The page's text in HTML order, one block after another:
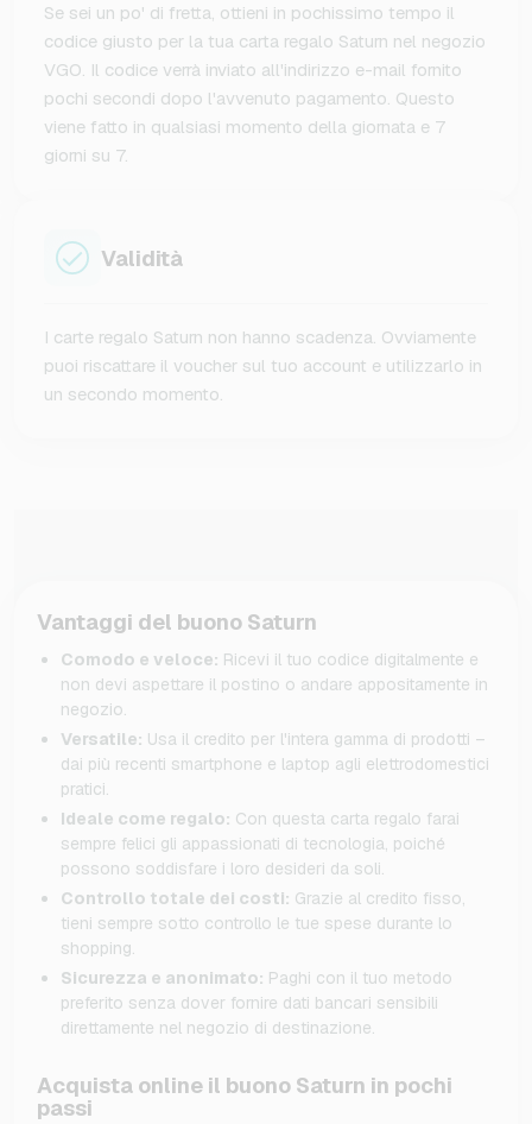
Se sei un po' di fretta, ottieni in pochissimo tempo il
codice giusto per la tua carta regalo Saturn nel negozio
VGO. Il codice verrà inviato all'indirizzo e-mail fornito
pochi secondi dopo l'avvenuto pagamento. Questo
viene fatto in qualsiasi momento della giornata e 7
giorni su 7.
Validità
I carte regalo Saturn non hanno scadenza. Ovviamente
puoi riscattare il voucher sul tuo account e utilizzarlo in
un secondo momento.
Vantaggi del buono Saturn
Comodo e veloce: Ricevi il tuo codice digitalmente e
non devi aspettare il postino o andare appositamente in
negozio.
Versatile: Usa il credito per l'intera gamma di prodotti –
dai più recenti smartphone e laptop agli elettrodomestici
pratici.
Ideale come regalo: Con questa carta regalo farai
sempre felici gli appassionati di tecnologia, poiché
possono soddisfare i loro desideri da soli.
Controllo totale dei costi: Grazie al credito fisso,
tieni sempre sotto controllo le tue spese durante lo
shopping.
Sicurezza e anonimato: Paghi con il tuo metodo
preferito senza dover fornire dati bancari sensibili
direttamente nel negozio di destinazione.
Acquista online il buono Saturn in pochi
passi